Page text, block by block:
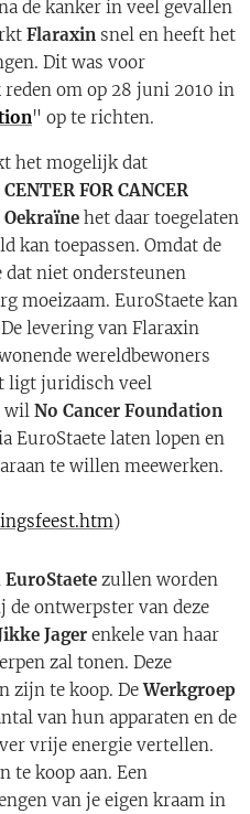
de kanker in veel gevallen
Flaraxin snel en heeft het
Dit was voor
reden om op 28 juni 2010 in
" op te richten.
het mogelijk dat
FOR CANCER
Oekraïne het daar toegelaten
kan toepassen. Omdat de
dat niet ondersteunen
moeizaam. EuroStaete kan
levering van Flaraxin
wereldbewoners
ligt juridisch veel
wil No Cancer Foundation
EuroStaete laten lopen en
te willen meewerken.
)
EuroStaete zullen worden
de ontwerpster van deze
Jager enkele van haar
zal tonen. Deze
zijn te koop. DeWerkgroep
van hun apparaten en de
vrije energie vertellen.
te koop aan. Een
van je eigen kraam in